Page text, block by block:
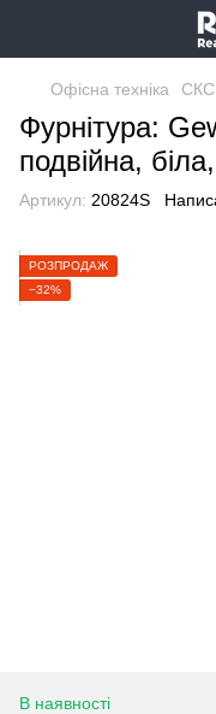
Офісна техніка СКС
Фурнітура:
подвійна,
Артикул: 20824S
РОЗПРОДАЖ
−32%
В наявності